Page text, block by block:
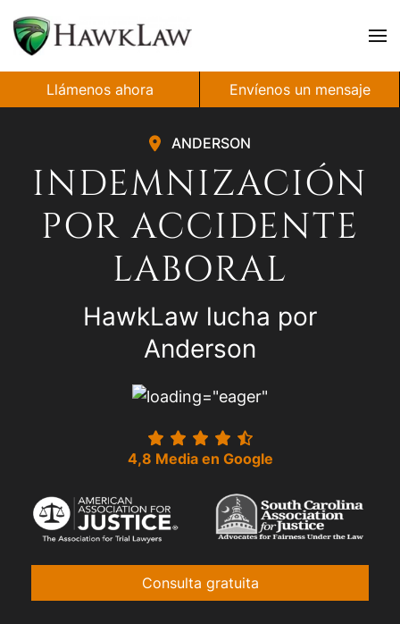
Ir al contenido principal
Llámenos ahora Envíenos un mensaje
ANDERSON
INDEMNIZACIÓN
POR ACCIDENTE
LABORAL
HawkLaw lucha por
Anderson
4,8 Media en Google
Consulta gratuita